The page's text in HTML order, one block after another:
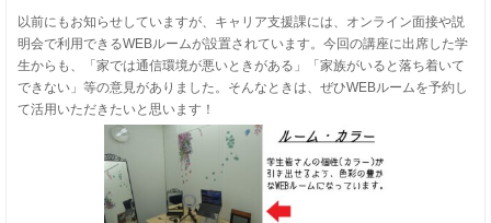
以前にもお知らせしていますが、キャリア支援課には、オンライン面接や説
明会で利用できるWEBルームが設置されています。今回の講座に出席した学
生からも、「家では通信環境が悪いときがある」「家族がいると落ち着いて
できない」等の意見がありました。そんなときは、ぜひWEBルームを予約し
て活用いただきたいと思います！